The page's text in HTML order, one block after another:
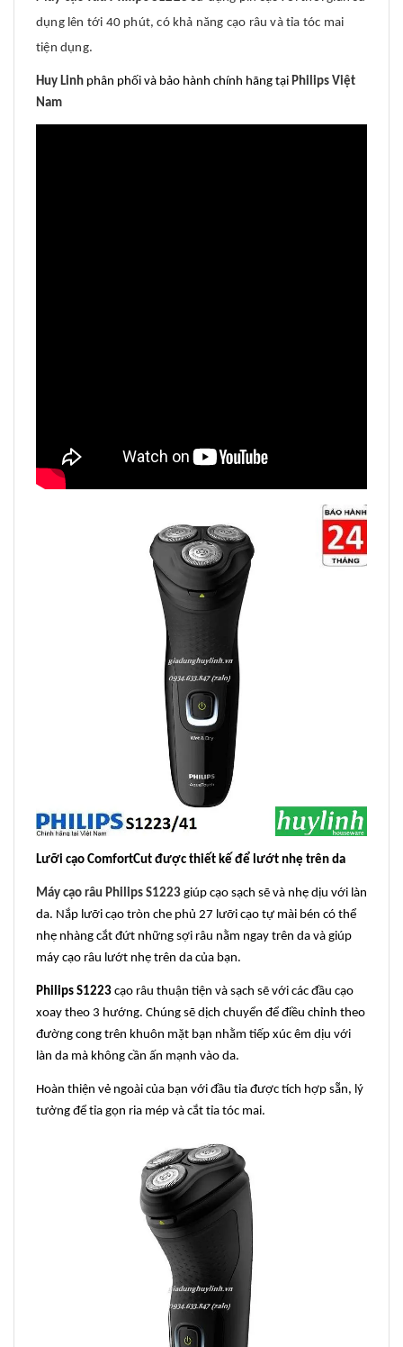
dụng lên tới 40 phút, có khả năng cạo râu và tỉa tóc mai
tiện dụng.
Huy Linh phân phối và bảo hành chính hãng tại Philips Việt
Nam
Lưỡi cạo ComfortCut được thiết kế để lướt nhẹ trên da
Máy cạo râu Philips S1223 giúp cạo sạch sẽ và nhẹ dịu với làn
da. Nắp lưỡi cạo tròn che phủ 27 lưỡi cạo tự mài bén có thể
nhẹ nhàng cắt đứt những sợi râu nằm ngay trên da và giúp
máy cạo râu lướt nhẹ trên da của bạn.
Philips S1223 cạo râu thuận tiện và sạch sẽ với các đầu cạo
xoay theo 3 hướng. Chúng sẽ dịch chuyển để điều chỉnh theo
đường cong trên khuôn mặt bạn nhằm tiếp xúc êm dịu với
làn da mà không cần ấn mạnh vào da.
Hoàn thiện vẻ ngoài của bạn với đầu tỉa được tích hợp sẵn, lý
tưởng để tỉa gọn ria mép và cắt tỉa tóc mai.